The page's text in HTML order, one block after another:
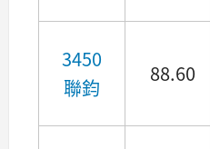
3450
聯鈞
88.60